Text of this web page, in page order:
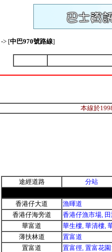
> [中巴970號路線]
本線於
途經道路 分站
香港仔大道
漁暉道
香港仔海旁道
香港仔漁市場,
華富道
華生樓, 華清樓,
薄扶林道
置富道
置富道
置富徑, 置富花